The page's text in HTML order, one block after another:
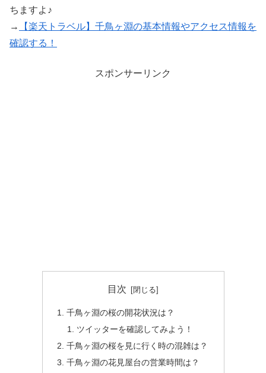
ちますよ♪
→
【楽天トラベル】千鳥ヶ淵の基本情報やアクセス情報を
確認する！
スポンサーリンク
目次
千鳥ヶ淵の桜の開花状況は？
ツイッターを確認してみよう！
千鳥ヶ淵の桜を見に行く時の混雑は？
千鳥ヶ淵の花見屋台の営業時間は？